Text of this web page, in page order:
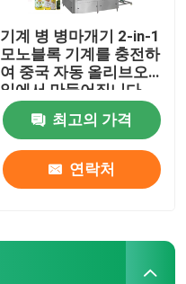
기계 병 병마개기 2-in-1
모노블록 기계를 충전하
여 중국 자동 올리브오
일에서 만들어집니다
최고의 가격
연락처